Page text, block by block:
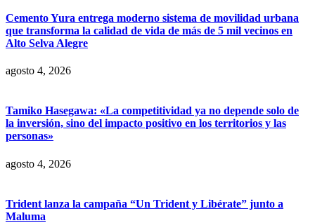
Cemento Yura entrega moderno sistema de movilidad urbana
que transforma la calidad de vida de más de 5 mil vecinos en
Alto Selva Alegre
agosto 4, 2026
Tamiko Hasegawa: «La competitividad ya no depende solo de
la inversión, sino del impacto positivo en los territorios y las
personas»
agosto 4, 2026
Trident lanza la campaña “Un Trident y Libérate” junto a
Maluma